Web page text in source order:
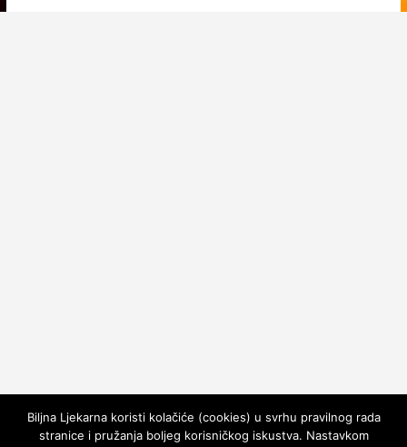
Biljna Ljekarna koristi kolačiće (cookies) u svrhu pravilnog rada
stranice i pružanja boljeg korisničkog iskustva. Nastavkom